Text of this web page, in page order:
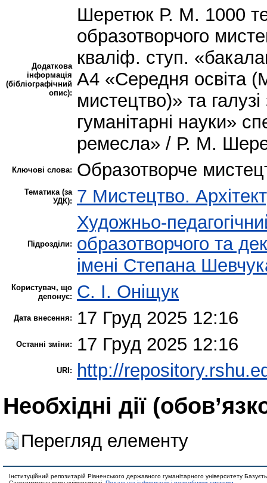
Додаткова
інформація
(бібліографічний
опис):
Шеретюк Р. М. 1000
образотворчого
кваліф. ступ.
А4 «Середня освіта
мистецтво)» та
гуманітарні науки»
ремесла» / Р. М.
Ключові слова: Образотворче
Тематика (за
УДК):
7 Мистецтво.
Підрозділи:
Художньо-
образотворчого та
імені Степана
Користувач, що
депонує:
С. І. Оніщук
Дата внесення: 17 Груд 2025 12:16
Останні зміни: 17 Груд 2025 12:16
URI: http://
Необхідні дії
Перегляд елементу
Інституційний репозитарій Рівненського державного гуманітарного університету